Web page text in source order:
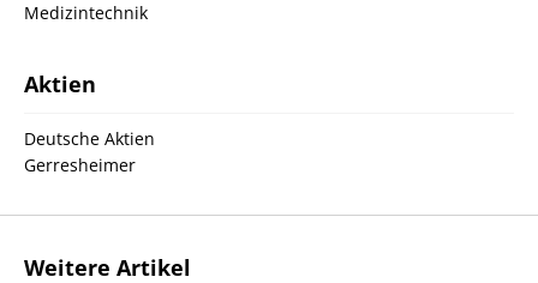
Medizintechnik
Aktien
Deutsche Aktien
Gerresheimer
Weitere Artikel